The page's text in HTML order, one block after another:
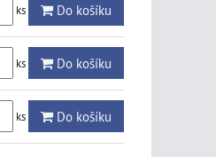
ks Do košíku
ks Do košíku
ks Do košíku